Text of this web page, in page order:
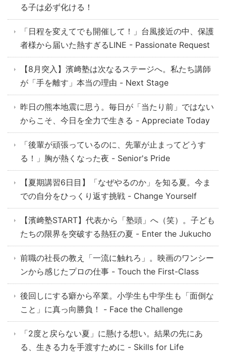
る子は必ず化ける！
「日程を変えてでも開催して！」台風接近の中、保護
者様から届いた熱すぎるLINE - Passionate Request
【8月突入】濱﨑塾は次なるステージへ。私たち講師
が「手を離す」本当の理由 - Next Stage
昨日の熊本地震に思う。毎日が「当たり前」ではない
からこそ、今日を全力で生きる - Appreciate Today
「後輩が頑張っているのに、先輩が止まってどうす
る！」胸が熱くなった夜 - Senior's Pride
【夏期講習6日目】「なぜやるのか」を知る夏。今ま
での自分をひっくり返す挑戦 - Change Yourself
【濱﨑塾START】代表から「塾頭」へ（笑）。子ども
たちの限界を突破する熱狂の夏 - Enter the Jukucho
前職の社長の教え「一流に触れろ」。映画のワンシー
ンから感じたプロの仕事 - Touch the First-Class
後回しにする癖から卒業。小学生も中学生も「面倒な
こと」に真っ向勝負！ - Face the Challenge
「2度と戻らない夏」に懸ける想い。結果の先にあ
る、生きる力を手渡すために - Skills for Life